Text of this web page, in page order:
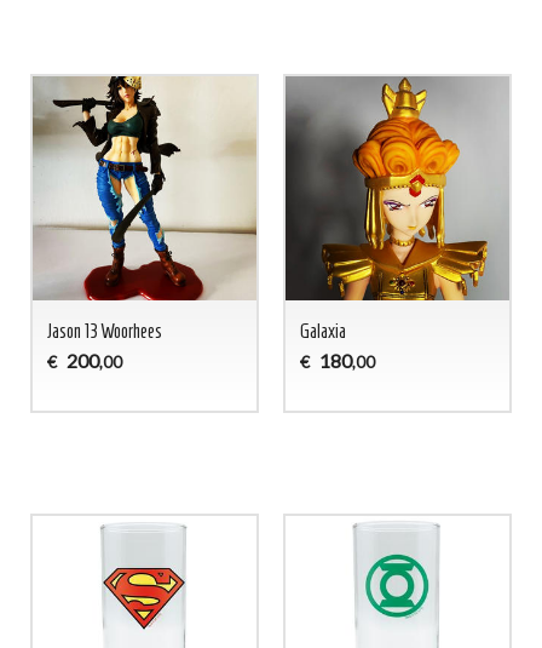
Jason 13 Woorhees
€ 200,00
Galaxia
€ 180,00